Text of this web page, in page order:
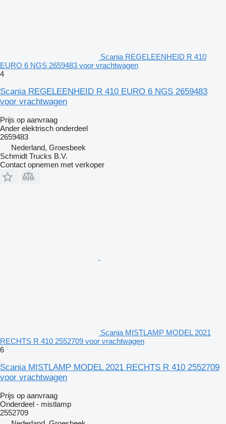
Scania REGELEENHEID R 410
EURO 6 NGS 2659483 voor vrachtwagen
4
Scania REGELEENHEID R 410 EURO 6 NGS 2659483
voor vrachtwagen
Prijs op aanvraag
Ander elektrisch onderdeel
2659483
Nederland, Groesbeek
Schmidt Trucks B.V.
Contact opnemen met verkoper
Scania MISTLAMP MODEL 2021
RECHTS R 410 2552709 voor vrachtwagen
6
Scania MISTLAMP MODEL 2021 RECHTS R 410 2552709
voor vrachtwagen
Prijs op aanvraag
Onderdeel - mistlamp
2552709